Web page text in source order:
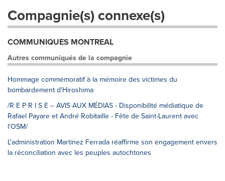
Compagnie(s) connexe(s)
COMMUNIQUES MONTREAL
Autres communiqués de la compagnie
Hommage commémoratif à la mémoire des victimes du
bombardement d'Hiroshima
/R E P R I S E -- AVIS AUX MÉDIAS - Disponibilité médiatique de
Rafael Payare et André Robitaille - Fête de Saint-Laurent avec
l'OSM/
L'administration Martinez Ferrada réaffirme son engagement envers
la réconciliation avec les peuples autochtones